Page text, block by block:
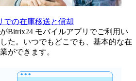
での在庫移送と償却
Bitrix24 モバイルアプリでご利用い
た。いつでもどこでも、基本的な在
ができます。